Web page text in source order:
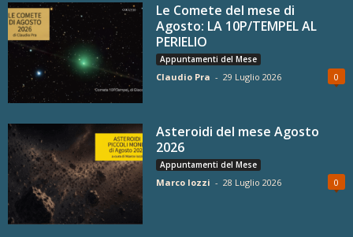
Le Comete del mese di
Agosto: LA 10P/TEMPEL AL
PERIELIO
Appuntamenti del Mese
Claudio Pra - 29 Luglio 2026 0
Asteroidi del mese Agosto
2026
Appuntamenti del Mese
Marco Iozzi - 28 Luglio 2026 0